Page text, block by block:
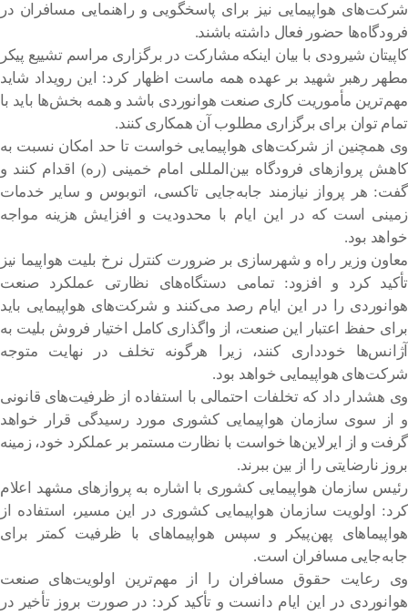
شرکت‌های هواپیمایی نیز برای پاسخگویی و راهنمایی مسافران در
فرودگاه‌ها حضور فعال داشته باشند.
کاپیتان شیرودی با بیان اینکه مشارکت در برگزاری مراسم تشییع پیکر
مطهر رهبر شهید بر عهده همه ماست اظهار کرد: این رویداد شاید
مهم‌ترین مأموریت کاری صنعت هوانوردی باشد و همه بخش‌ها باید با
تمام توان برای برگزاری مطلوب آن همکاری کنند.
وی همچنین از شرکت‌های هواپیمایی خواست تا حد امکان نسبت به
کاهش پروازهای فرودگاه بین‌المللی امام خمینی (ره) اقدام کنند و
گفت: هر پرواز نیازمند جابه‌جایی تاکسی، اتوبوس و سایر خدمات
زمینی است که در این ایام با محدودیت و افزایش هزینه مواجه
خواهد بود.
معاون وزیر راه و شهرسازی بر ضرورت کنترل نرخ بلیت هواپیما نیز
تأکید کرد و افزود: تمامی دستگاه‌های نظارتی عملکرد صنعت
هوانوردی را در این ایام رصد می‌کنند و شرکت‌های هواپیمایی باید
برای حفظ اعتبار این صنعت، از واگذاری کامل اختیار فروش بلیت به
آژانس‌ها خودداری کنند، زیرا هرگونه تخلف در نهایت متوجه
شرکت‌های هواپیمایی خواهد بود.
وی هشدار داد که تخلفات احتمالی با استفاده از ظرفیت‌های قانونی
و از سوی سازمان هواپیمایی کشوری مورد رسیدگی قرار خواهد
گرفت و از ایرلاین‌ها خواست با نظارت مستمر بر عملکرد خود، زمینه
بروز نارضایتی را از بین ببرند.
رئیس سازمان هواپیمایی کشوری با اشاره به پروازهای مشهد اعلام
کرد: اولویت سازمان هواپیمایی کشوری در این مسیر، استفاده از
هواپیماهای پهن‌پیکر و سپس هواپیماهای با ظرفیت کمتر برای
جابه‌جایی مسافران است.
وی رعایت حقوق مسافران را از مهم‌ترین اولویت‌های صنعت
هوانوردی در این ایام دانست و تأکید کرد: در صورت بروز تأخیر در